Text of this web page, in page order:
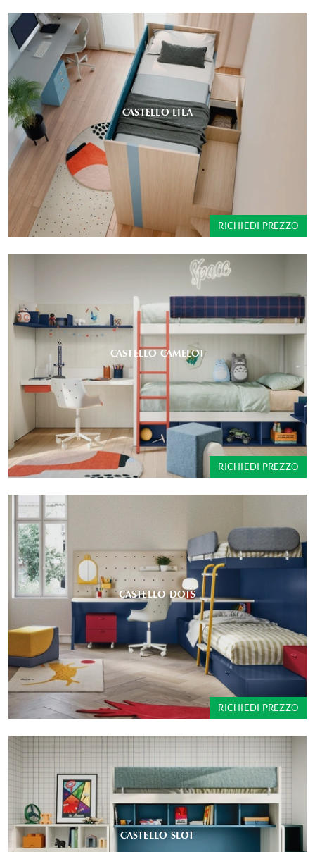
CASTELLO LILA
RICHIEDI PREZZO
CASTELLO CAMELOT
RICHIEDI PREZZO
CASTELLO DOTS
RICHIEDI PREZZO
CASTELLO SLOT